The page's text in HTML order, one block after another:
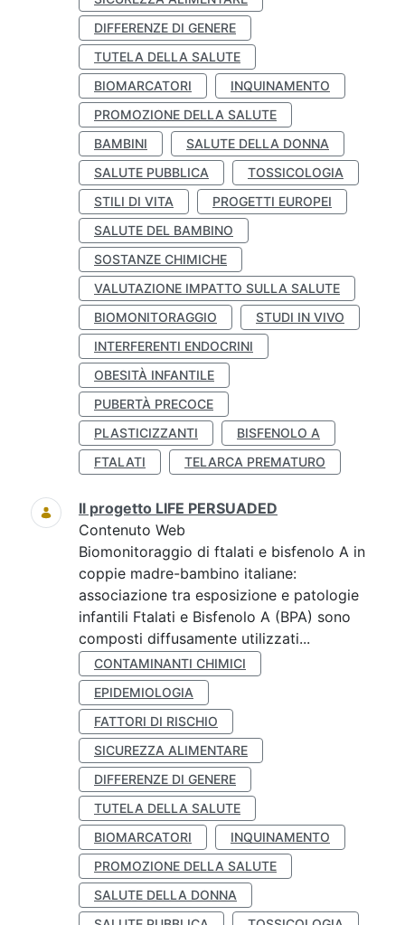
DIFFERENZE DI GENERE
TUTELA DELLA SALUTE
BIOMARCATORI
INQUINAMENTO
PROMOZIONE DELLA SALUTE
BAMBINI
SALUTE DELLA DONNA
SALUTE PUBBLICA
TOSSICOLOGIA
STILI DI VITA
PROGETTI EUROPEI
SALUTE DEL BAMBINO
SOSTANZE CHIMICHE
VALUTAZIONE IMPATTO SULLA SALUTE
BIOMONITORAGGIO
STUDI IN VIVO
INTERFERENTI ENDOCRINI
OBESITÀ INFANTILE
PUBERTÀ PRECOCE
PLASTICIZZANTI
BISFENOLO A
FTALATI
TELARCA PREMATURO
Il progetto LIFE PERSUADED
Contenuto Web
Biomonitoraggio di ftalati e bisfenolo A in
coppie madre-bambino italiane:
associazione tra esposizione e patologie
infantili Ftalati e Bisfenolo A (BPA) sono
composti diffusamente utilizzati...
CONTAMINANTI CHIMICI
EPIDEMIOLOGIA
FATTORI DI RISCHIO
SICUREZZA ALIMENTARE
DIFFERENZE DI GENERE
TUTELA DELLA SALUTE
BIOMARCATORI
INQUINAMENTO
PROMOZIONE DELLA SALUTE
SALUTE DELLA DONNA